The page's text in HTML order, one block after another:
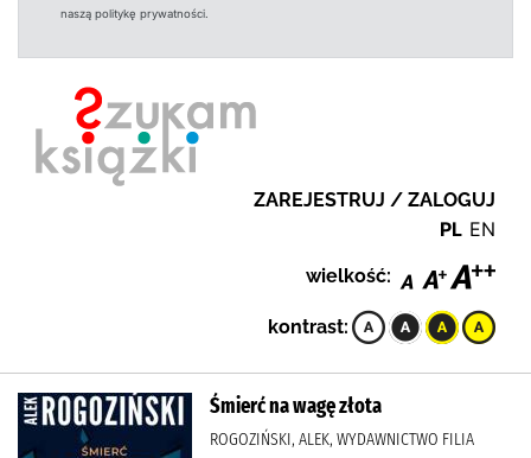
naszą politykę prywatności.
ZAREJESTRUJ / ZALOGUJ
PL EN
wielkość:
kontrast:
Śmierć na wagę złota
ROGOZIŃSKI, ALEK, WYDAWNICTWO FILIA